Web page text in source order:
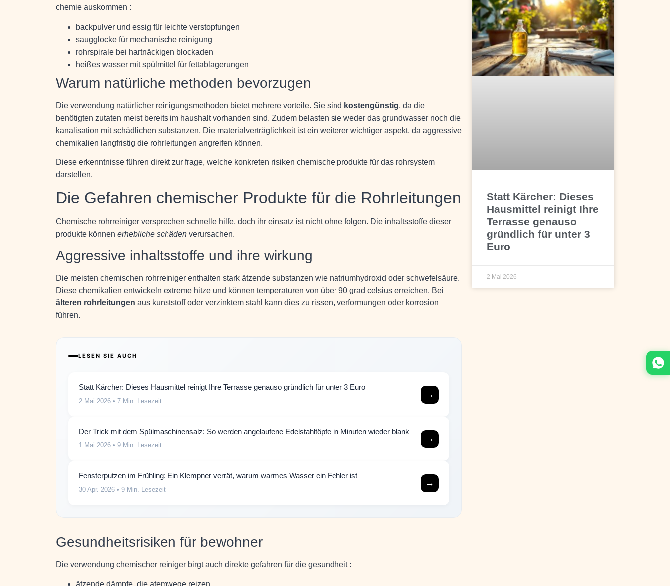
Statt Kärcher: Dieses
Hausmittel reinigt Ihre
Terrasse genauso
gründlich für unter 3
Euro
2 Mai 2026
chemie auskommen :
backpulver und essig für leichte verstopfungen
saugglocke für mechanische reinigung
rohrspirale bei hartnäckigen blockaden
heißes wasser mit spülmittel für fettablagerungen
Warum natürliche methoden bevorzugen
Die verwendung natürlicher reinigungsmethoden bietet mehrere vorteile. Sie sind kostengünstig, da die
benötigten zutaten meist bereits im haushalt vorhanden sind. Zudem belasten sie weder das grundwasser noch die
kanalisation mit schädlichen substanzen. Die materialverträglichkeit ist ein weiterer wichtiger aspekt, da aggressive
chemikalien langfristig die rohrleitungen angreifen können.
Diese erkenntnisse führen direkt zur frage, welche konkreten risiken chemische produkte für das rohrsystem
darstellen.
Die Gefahren chemischer Produkte für die Rohrleitungen
Chemische rohrreiniger versprechen schnelle hilfe, doch ihr einsatz ist nicht ohne folgen. Die inhaltsstoffe dieser
produkte können erhebliche schäden verursachen.
Aggressive inhaltsstoffe und ihre wirkung
Die meisten chemischen rohrreiniger enthalten stark ätzende substanzen wie natriumhydroxid oder schwefelsäure.
Diese chemikalien entwickeln extreme hitze und können temperaturen von über 90 grad celsius erreichen. Bei
älteren rohrleitungen aus kunststoff oder verzinktem stahl kann dies zu rissen, verformungen oder korrosion
führen.
LESEN SIE AUCH
Statt Kärcher: Dieses Hausmittel reinigt Ihre Terrasse genauso gründlich für unter 3 Euro
2 Mai 2026 • 7 Min. Lesezeit
→
Der Trick mit dem Spülmaschinensalz: So werden angelaufene Edelstahltöpfe in Minuten wieder blank
1 Mai 2026 • 9 Min. Lesezeit
→
Fensterputzen im Frühling: Ein Klempner verrät, warum warmes Wasser ein Fehler ist
30 Apr. 2026 • 9 Min. Lesezeit
→
Gesundheitsrisiken für bewohner
Die verwendung chemischer reiniger birgt auch direkte gefahren für die gesundheit :
ätzende dämpfe, die atemwege reizen